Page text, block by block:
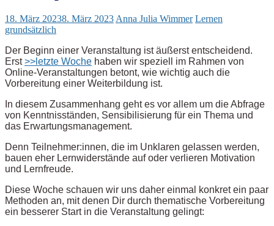
18. März 20238. März 2023 Anna Julia Wimmer Lernen
grundsätzlich
Der Beginn einer Veranstaltung ist äußerst entscheidend.
Erst>>letzte Woche haben wir speziell im Rahmen von
Online-Veranstaltungen betont, wie wichtig auch die
Vorbereitung einer Weiterbildung ist.
In diesem Zusammenhang geht es vor allem um die Abfrage
von Kenntnisständen, Sensibilisierung für ein Thema und
das Erwartungsmanagement.
Denn Teilnehmer:innen, die im Unklaren gelassen werden,
bauen eher Lernwiderstände auf oder verlieren Motivation
und Lernfreude.
Diese Woche schauen wir uns daher einmal konkret ein paar
Methoden an, mit denen Dir durch thematische Vorbereitung
ein besserer Start in die Veranstaltung gelingt: